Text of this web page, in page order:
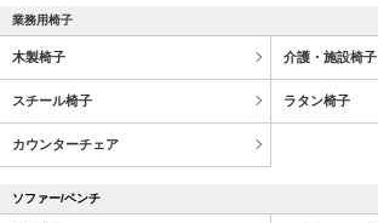
業務用椅子
木製椅子 介護・施設椅子
スチール椅子 ラタン椅子
カウンターチェア
ソファー/ベンチ